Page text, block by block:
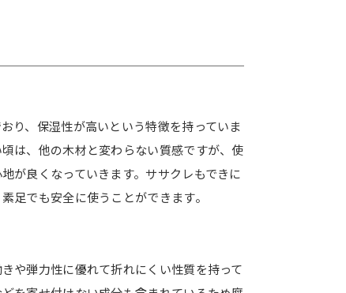
り、保湿性が高いという特徴を持っていま
は、他の木材と変わらない質感ですが、使
が良くなっていきます。ササクレもできに
足でも安全に使うことができます。
や弾力性に優れて折れにくい性質を持って